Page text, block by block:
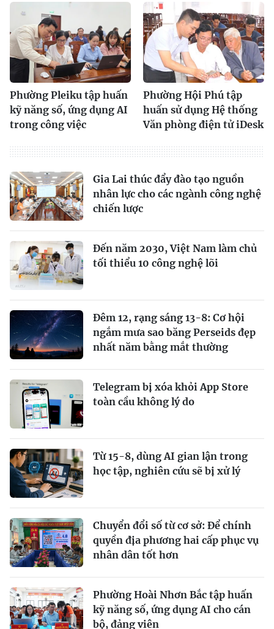
Phường Pleiku tập huấn
kỹ năng số, ứng dụng AI
trong công việc
Phường Hội Phú tập
huấn sử dụng Hệ thống
Văn phòng điện tử iDesk
Gia Lai thúc đẩy đào tạo nguồn
nhân lực cho các ngành công nghệ
chiến lược
Đến năm 2030, Việt Nam làm chủ
tối thiểu 10 công nghệ lõi
Đêm 12, rạng sáng 13-8: Cơ hội
ngắm mưa sao băng Perseids đẹp
nhất năm bằng mắt thường
Telegram bị xóa khỏi App Store
toàn cầu không lý do
Từ 15-8, dùng AI gian lận trong
học tập, nghiên cứu sẽ bị xử lý
Chuyển đổi số từ cơ sở: Để chính
quyền địa phương hai cấp phục vụ
nhân dân tốt hơn
Phường Hoài Nhơn Bắc tập huấn
kỹ năng số, ứng dụng AI cho cán
bộ, đảng viên